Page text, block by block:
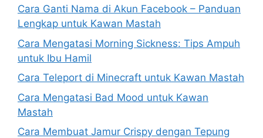
Cara Ganti Nama di Akun Facebook – Panduan
Lengkap untuk Kawan Mastah
Cara Mengatasi Morning Sickness: Tips Ampuh
untuk Ibu Hamil
Cara Teleport di Minecraft untuk Kawan Mastah
Cara Mengatasi Bad Mood untuk Kawan
Mastah
Cara Membuat Jamur Crispy dengan Tepung